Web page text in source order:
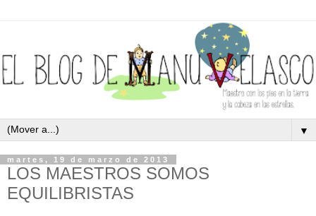
▼
martes, 19 de marzo de 2013
LOS MAESTROS SOMOS
EQUILIBRISTAS